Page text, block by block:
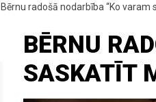
Bērnu radošā nodarbība “Ko varam
BĒRNU
SASKATĪT